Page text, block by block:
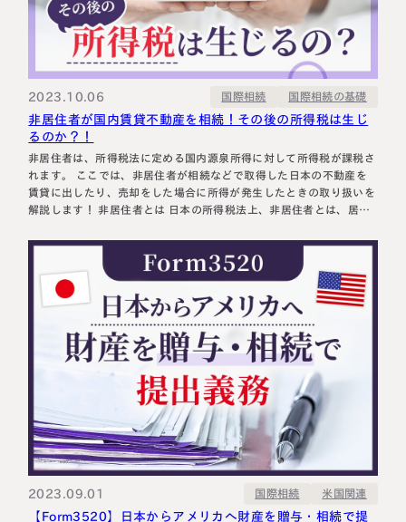
2023.10.06 国際相続 国際相続の基礎
非居住者が国内賃貸不動産を相続！その後の所得税は生じ
るのか？！
非居住者は、所得税法に定める国内源泉所得に対して所得税が課税さ
れます。 ここでは、非居住者が相続などで取得した日本の不動産を
賃貸に出したり、売却をした場合に所得が発生したときの取り扱いを
解説します！ 非居住者とは 日本の所得税法上、非居住者とは、居住
個人）以外の個人をいいます。 非居住者は、日本国内で稼得した国
2023.09.01 国際相続 米国関連
【Form3520】日本からアメリカへ財産を贈与・相続で提